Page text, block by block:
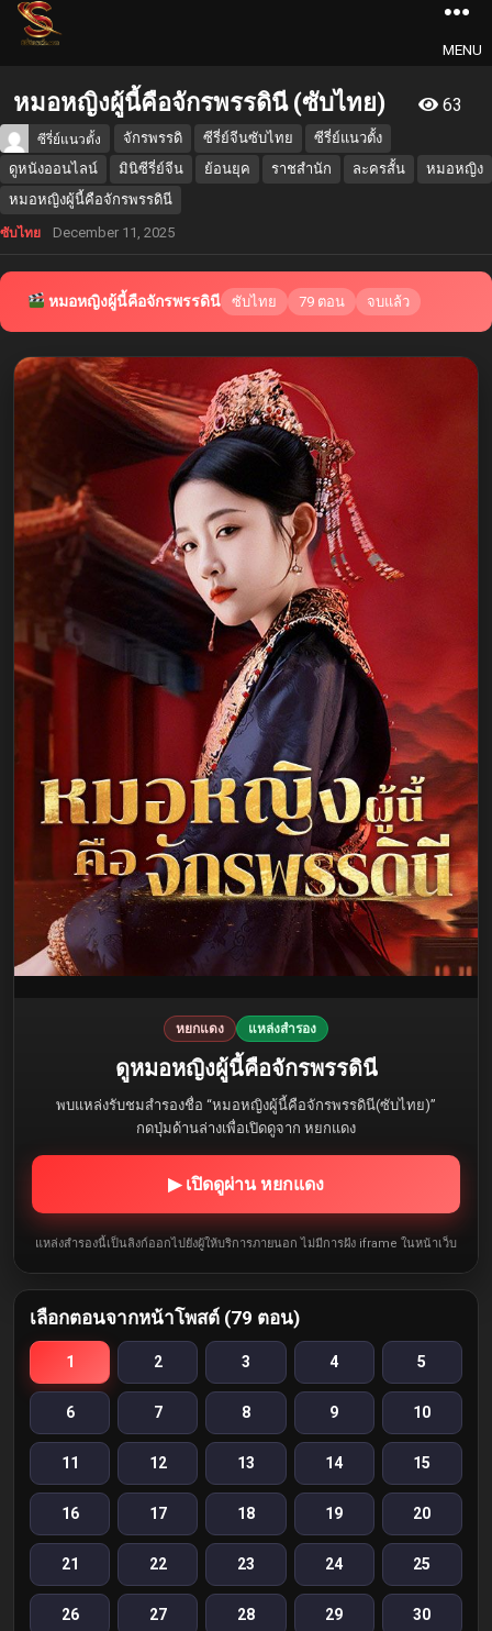
MENU
หมอหญิงผู้นี้คือจักรพรรดินี (ซับไทย) 63
ซีรี่ย์แนวตั้ง จักรพรรดิ ซีรี่ย์จีนซับไทย
ซีรี่ย์แนวตั้ง
ดูหนังออนไลน์
มินิซีรี่ย์จีน ย้อนยุค ราชสำนัก ละครสั้น
หมอหญิง
หมอหญิงผู้นี้คือจักรพรรดินี
ซับไทย December 11, 2025
หมอหญิงผู้นี้คือจักรพรรดินี ซับไทย 79 ตอน จบแล้ว
หยกแดง แหล่งสำรอง
ดูหมอหญิงผู้นี้คือจักรพรรดินี
พบแหล่งรับชมสำรองชื่อ “หมอหญิงผู้นี้คือจักรพรรดินี(ซับไทย)”
กดปุ่มด้านล่างเพื่อเปิดดูจาก หยกแดง
▶ เปิดดูผ่าน หยกแดง
แหล่งสำรองนี้เป็นลิงก์ออกไปยังผู้ให้บริการภายนอก ไม่มีการฝัง iframe ในหน้าเว็บ
เลือกตอนจากหน้าโพสต์ (79 ตอน)
1 2 3 4 5
6 7 8 9 10
11 12 13 14 15
16 17 18 19 20
21 22 23 24 25
26 27 28 29 30